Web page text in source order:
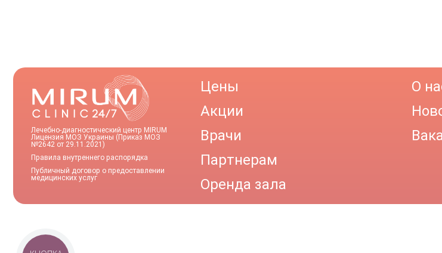
Лечебно-диагностический центр MIRUM
Лицензия МОЗ Украины (Приказ МОЗ
№2642 от 29.11.2021)
Правила внутреннего распорядка
Публичный договор о предоставлении
медицинских услуг
Цены
Акции
Врачи
Партнерам
Оренда зала
О